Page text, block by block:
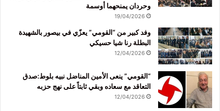
وحردان يمنحهما أوسمة
19/04/2026
وفد كبير من “القومي” يعزّي في بيصور بالشهيدة
البطلة رنا شيا حسيكي
12/04/2026
“القومي” ينعى الأمين المناضل نبيه بلوط:صدق
التعاقد مع سعاده وبقي ثابتاً على نهج حزبه
12/04/2026